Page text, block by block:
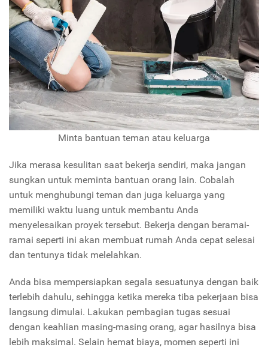
Minta bantuan teman atau keluarga
Jika merasa kesulitan saat bekerja sendiri, maka jangan
sungkan untuk meminta bantuan orang lain. Cobalah
untuk menghubungi teman dan juga keluarga yang
memiliki waktu luang untuk membantu Anda
menyelesaikan proyek tersebut. Bekerja dengan beramai-
ramai seperti ini akan membuat rumah Anda cepat selesai
dan tentunya tidak melelahkan.
Anda bisa mempersiapkan segala sesuatunya dengan baik
terlebih dahulu, sehingga ketika mereka tiba pekerjaan bisa
langsung dimulai. Lakukan pembagian tugas sesuai
dengan keahlian masing-masing orang, agar hasilnya bisa
lebih maksimal. Selain hemat biaya, momen seperti ini